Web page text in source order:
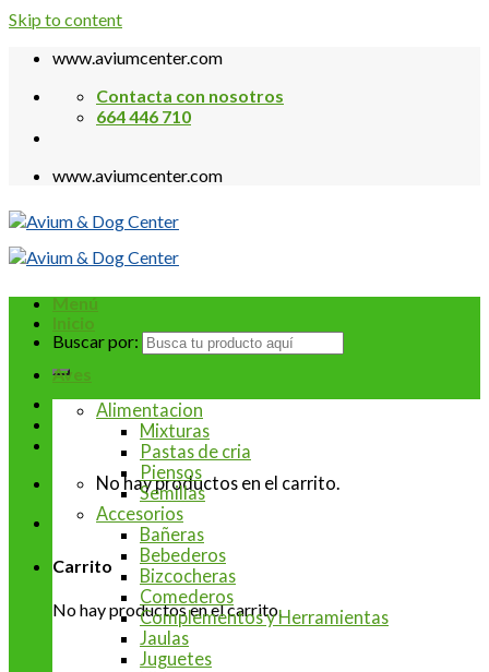
Skip to content
www.aviumcenter.com
Contacta con nosotros
664 446 710
www.aviumcenter.com
Menú
Buscar por:
No hay productos en el carrito.
Carrito
No hay productos en el carrito.
Inicio
Aves
Alimentacion
Mixturas
Pastas de cria
Piensos
Semillas
Accesorios
Bañeras
Bebederos
Bizcocheras
Comederos
Complementos y Herramientas
Jaulas
Juguetes